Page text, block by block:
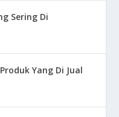
Sering Di
Yang Di Jual